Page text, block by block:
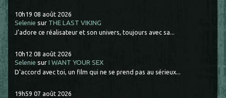
10h19 08 août 2026
Selenie sur THE LAST VIKING
J'adore ce réalisateur et son univers, toujours avec sa...
10h12 08 août 2026
Selenie surI WANT YOUR SEX
D'accord avec toi, un film qui ne se prend pas au sérieux...
19h59 07 août 2026